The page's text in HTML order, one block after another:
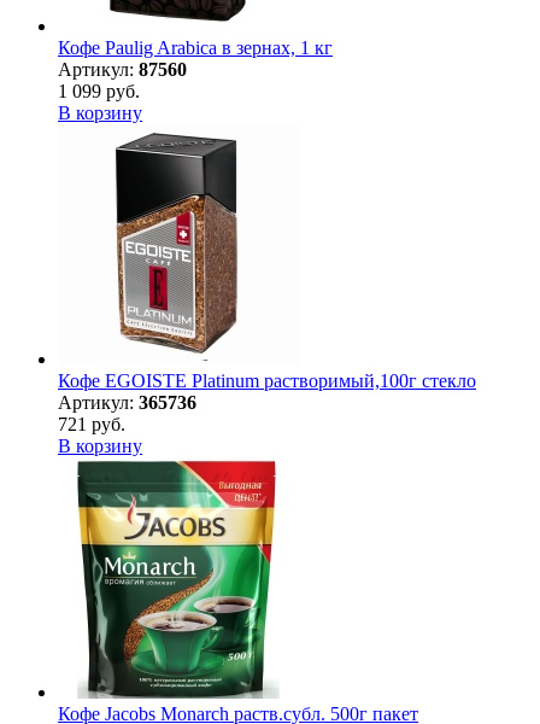
Кофе Paulig Arabica в зернах, 1 кг
Артикул: 87560
1 099 руб.
В корзину
Кофе EGOISTE Platinum растворимый,100г стекло
Артикул: 365736
721 руб.
В корзину
Кофе Jacobs Monarch раств.субл. 500г пакет